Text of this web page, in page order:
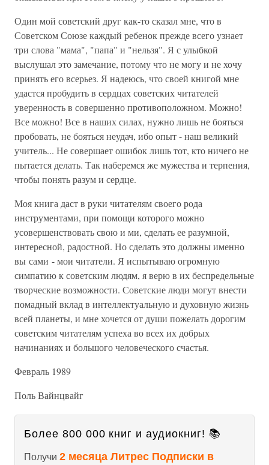
Один мой советский друг как-то сказал мне, что в
Советском Союзе каждый ребенок прежде всего узнает
три слова "мама", "папа" и "нельзя". Я с улыбкой
выслушал это замечание, потому что не могу и не хочу
принять его всерьез. Я надеюсь, что своей книгой мне
удастся пробудить в сердцах советских читателей
уверенность в совершенно противоположном. Можно!
Все можно! Все в наших силах, нужно лишь не бояться
пробовать, не бояться неудач, ибо опыт - наш великий
учитель... Не совершает ошибок лишь тот, кто ничего не
пытается делать. Так наберемся же мужества и терпения,
чтобы понять разум и сердце.
Моя книга даст в руки читателям своего рода
инструментами, при помощи которого можно
усовершенствовать свою и ми, сделать ее разумной,
интересной, радостной. Но сделать это должны именно
вы сами - мои читатели. Я испытываю огромную
симпатию к советским людям, я верю в их беспредельные
творческие возможности. Советские люди могут внести
помадный вклад в интеллектуальную и духовную жизнь
всей планеты, и мне хочется от души пожелать дорогим
советским читателям успеха во всех их добрых
начинаниях и большого человеческого счастья.
Февраль 1989
Поль Вайнцвайг
Более 800 000 книг и аудиокниг! 📚
Получи 2 месяца Литрес Подписки в